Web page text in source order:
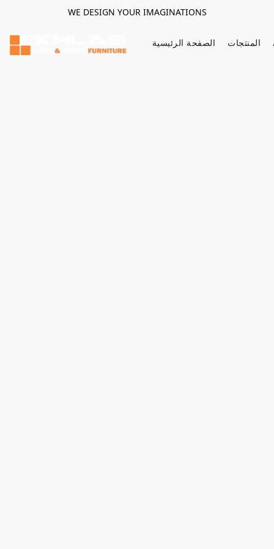
WE DESIGN YOUR IMAGINATIONS
الصفحة الرئيسية المنتجات